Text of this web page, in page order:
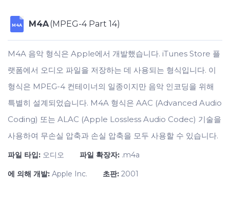
M4A M4A(MPEG-4 Part 14)
M4A 음악 형식은 Apple에서 개발했습니다. iTunes Store 플
랫폼에서 오디오 파일을 저장하는 데 사용되는 형식입니다. 이
형식은 MPEG-4 컨테이너의 일종이지만 음악 인코딩을 위해
특별히 설계되었습니다. M4A 형식은 AAC (Advanced Audio
Coding) 또는 ALAC (Apple Lossless Audio Codec) 기술을
사용하여 무손실 압축과 손실 압축을 모두 사용할 수 있습니다.
파일 타입: 오디오 파일 확장자: .m4a
에 의해 개발: Apple Inc. 초판: 2001